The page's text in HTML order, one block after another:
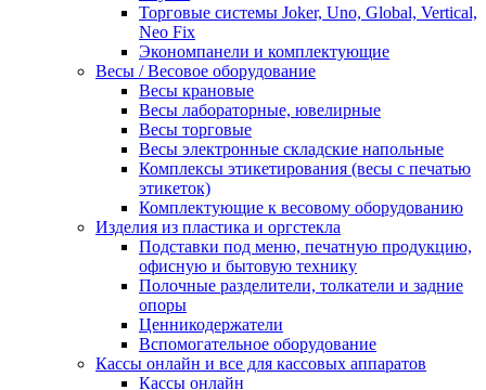
Торговые системы Joker, Uno, Global, Vertical,
Neo Fix
Экономпанели и комплектующие
Весы / Весовое оборудование
Весы крановые
Весы лабораторные, ювелирные
Весы торговые
Весы электронные складские напольные
Комплексы этикетирования (весы с печатью
этикеток)
Комплектующие к весовому оборудованию
Изделия из пластика и оргстекла
Подставки под меню, печатную продукцию,
офисную и бытовую технику
Полочные разделители, толкатели и задние
опоры
Ценникодержатели
Вспомогательное оборудование
Кассы онлайн и все для кассовых аппаратов
Кассы онлайн